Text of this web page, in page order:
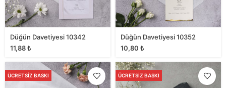
Düğün Davetiyesi 10342
11,88₺
Düğün Davetiyesi 10352
10,80 ₺
ÜCRETSIZ BASKI ÜCRETSIZ BASKI